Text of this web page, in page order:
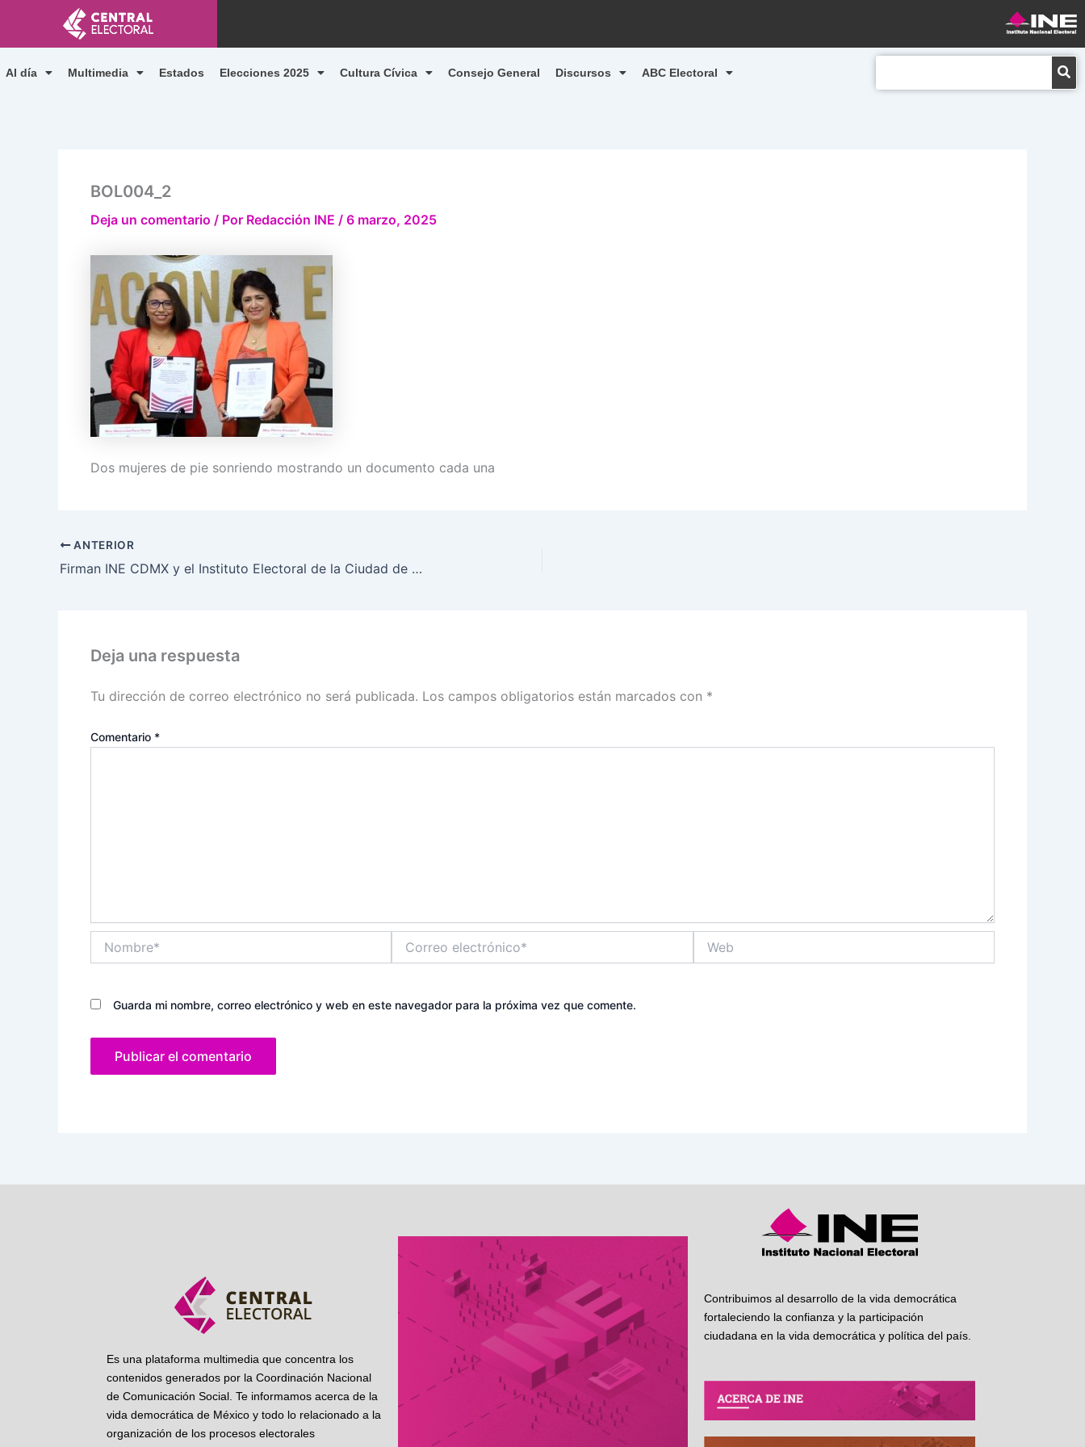
contenido
Al día Multimedia Estados Elecciones 2025 Cultura Cívica Consejo General Discursos ABC Electoral
BOL004_2
Deja un comentario / Por Redacción INE / 6 marzo, 2025
Dos mujeres de pie sonriendo mostrando un documento cada una
ANTERIOR
Firman INE CDMX y el Instituto Electoral de la Ciudad de México Plan de Trabajo Conjunto para Promover la Participación Ciudadana
Deja una respuesta
Tu dirección de correo electrónico no será publicada. Los campos obligatorios están marcados con *
Comentario *
electrónico*
Guarda mi nombre, correo electrónico y web en este navegador para la próxima vez que comente.
Es una plataforma multimedia que concentra los
contenidos generados por la Coordinación Nacional
de Comunicación Social. Te informamos acerca de la
vida democrática de México y todo lo relacionado a la
organización de los procesos electorales
Contribuimos al desarrollo de la vida democrática
fortaleciendo la confianza y la participación
ciudadana en la vida democrática y política del país.